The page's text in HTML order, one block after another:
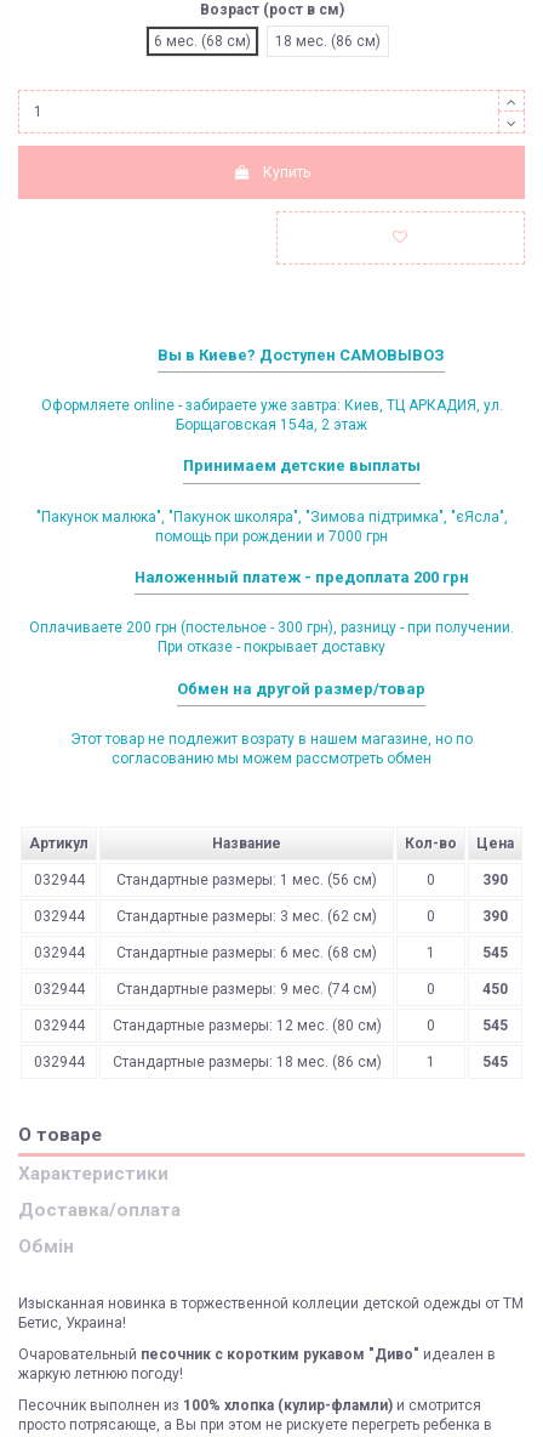
Возраст (рост в см)
6 мес. (68 см)
18 мес. (86 см)
Купить
Вы в Киеве? Доступен САМОВЫВОЗ
Оформляете online - забираете уже завтра: Киев, ТЦ АРКАДИЯ, ул.
Борщаговская 154а, 2 этаж
Принимаем детские выплаты
"Пакунок малюка", "Пакунок школяра", "Зимова підтримка", "єЯсла",
помощь при рождении и 7000 грн
Наложенный платеж - предоплата 200 грн
Оплачиваете 200 грн (постельное - 300 грн), разницу - при получении.
При отказе - покрывает доставку
Обмен на другой размер/товар
Этот товар не подлежит возрату в нашем магазине, но по
согласованию мы можем рассмотреть обмен
Артикул Название Кол-во Цена
032944 Стандартные размеры: 1 мес. (56 см) 0 390
032944 Стандартные размеры: 3 мес. (62 см) 0 390
032944 Стандартные размеры: 6 мес. (68 см) 1 545
032944 Стандартные размеры: 9 мес. (74 см) 0 450
032944 Стандартные размеры: 12 мес. (80 см) 0 545
032944 Стандартные размеры: 18 мес. (86 см) 1 545
О товаре
Характеристики
Доставка/оплата
Обмін
Изысканная новинка в торжественной коллеции детской одежды от ТМ
Бетис, Украина!
Очаровательный песочник с коротким рукавом "Диво" идеален в
жаркую летнюю погоду!
Песочник выполнен из 100% хлопка (кулир-фламли) и смотрится
просто потрясающе, а Вы при этом не рискуете перегреть ребенка в